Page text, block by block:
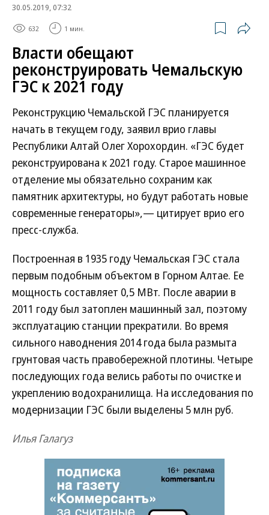
30.05.2019, 07:32
632 1 мин.
Власти обещают
реконструировать Чемальскую
ГЭС к 2021 году
Реконструкцию Чемальской ГЭС планируется
начать в текущем году, заявил врио главы
Республики Алтай Олег Хорохордин. «ГЭС будет
реконструирована к 2021 году. Старое машинное
отделение мы обязательно сохраним как
памятник архитектуры, но будут работать новые
современные генераторы»,— цитирует врио его
пресс-служба.
Построенная в 1935 году Чемальская ГЭС стала
первым подобным объектом в Горном Алтае. Ее
мощность составляет 0,5 МВт. После аварии в
2011 году был затоплен машинный зал, поэтому
эксплуатацию станции прекратили. Во время
сильного наводнения 2014 года была размыта
грунтовая часть правобережной плотины. Четыре
последующих года велись работы по очистке и
укреплению водохранилища. На исследования по
модернизации ГЭС были выделены 5 млн руб.
Илья Галагуз